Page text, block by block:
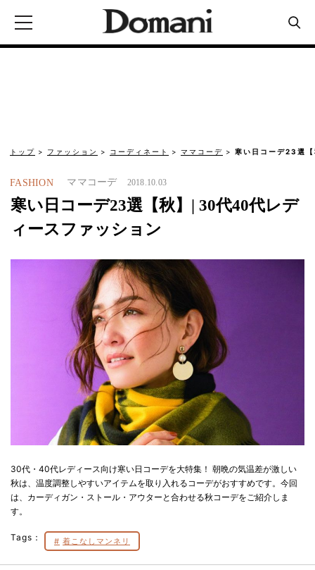
トップ ファッション コーディネート ママコーデ 寒い日コーデ23選
FASHION ママコーデ 2018.10.03
寒い日コーデ23選【秋】| 30代40代レデ
ィースファッション
30代・40代レディース向け寒い日コーデを大特集！ 朝晩の気温差が激しい
秋は、温度調整しやすいアイテムを取り入れるコーデがおすすめです。今回
は、カーディガン・ストール・アウターと合わせる秋コーデをご紹介しま
す。
Tags： 着こなしマンネリ